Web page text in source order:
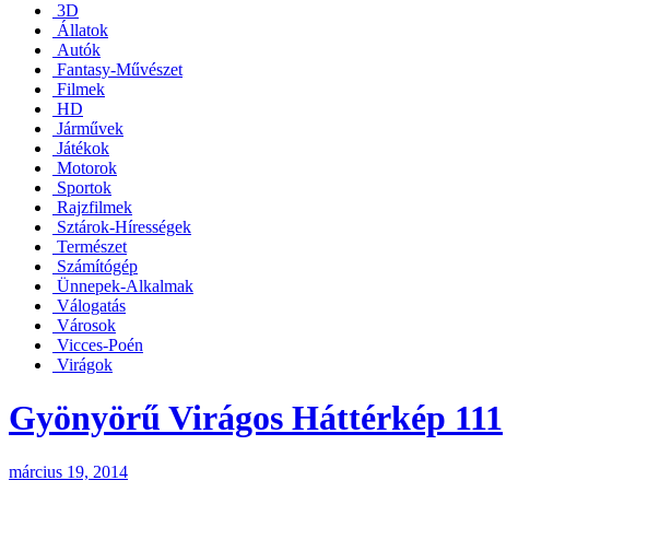
3D
Állatok
Autók
Fantasy-Művészet
Filmek
HD
Járművek
Játékok
Motorok
Sportok
Rajzfilmek
Sztárok-Hírességek
Természet
Számítógép
Ünnepek-Alkalmak
Válogatás
Városok
Vicces-Poén
Virágok
Gyönyörű Virágos Háttérkép 111
március 19, 2014